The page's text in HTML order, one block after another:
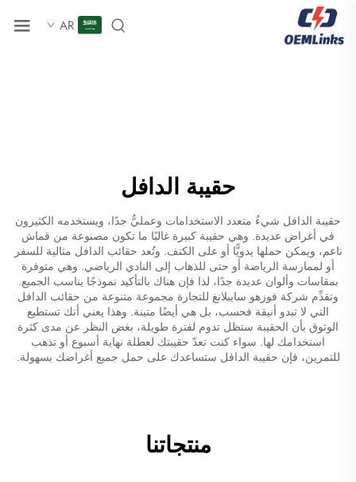
AR
حقيبة الدافل
حقيبة الدافل شيءٌ متعدد الاستخدامات وعمليٌّ جدًا، ويستخدمه الكثيرون
في أغراض عديدة. وهي حقيبة كبيرة غالبًا ما تكون مصنوعة من قماش
ناعم، ويمكن حملها يدويًّا أو على الكتف. وتُعد حقائب الدافل مثالية للسفر
أو لممارسة الرياضة أو حتى للذهاب إلى النادي الرياضي. وهي متوفرة
بمقاسات وألوان عديدة جدًا، لذا فإن هناك بالتأكيد نموذجًا يناسب الجميع.
وتقدِّم شركة فوزهو سايبلانغ للتجارة مجموعة متنوعة من حقائب الدافل
التي لا تبدو أنيقة فحسب، بل هي أيضًا متينة. وهذا يعني أنك تستطيع
الوثوق بأن الحقيبة ستظل تدوم لفترة طويلة، بغض النظر عن مدى كثرة
استخدامك لها. سواء كنت تعدّ حقيبتك لعطلة نهاية أسبوع أو تذهب
للتمرين، فإن حقيبة الدافل ستساعدك على حمل جميع أغراضك بسهولة.
منتجاتنا